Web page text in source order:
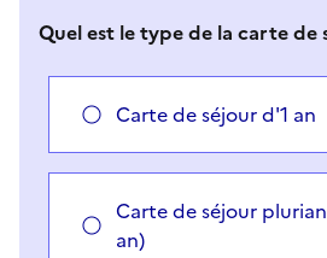
Quel est le type de la carte de
Carte de séjour d'1 an
Carte de séjour
an)